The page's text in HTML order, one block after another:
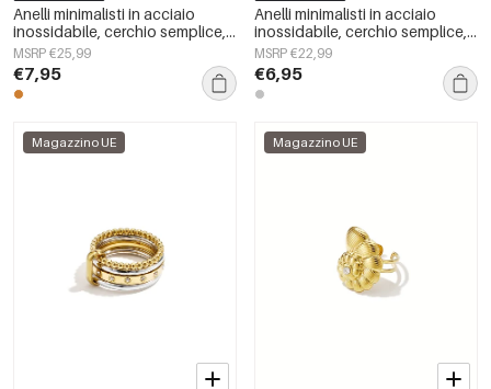
Anelli minimalisti in acciaio
inossidabile, cerchio semplice,
serie Daily Simple, gioielli da
donna
MSRP €25,99
€7,95
Anelli minimalisti in acciaio
inossidabile, cerchio semplice,
serie Daily Simple, gioielli da
donna
MSRP €22,99
€6,95
Magazzino UE Magazzino UE